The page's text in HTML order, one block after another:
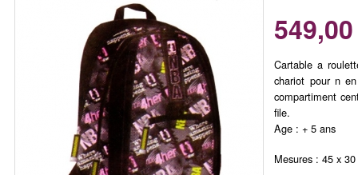
549,00
Cartable a
chariot pour n
compartiment
file.
Age : + 5 ans
Mesures : 45 x